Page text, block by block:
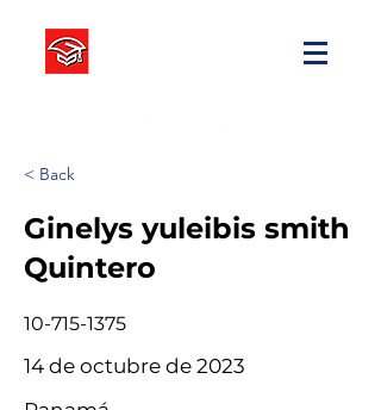
< Back
Ginelys yuleibis smith
Quintero
10-715-1375
14 de octubre de 2023